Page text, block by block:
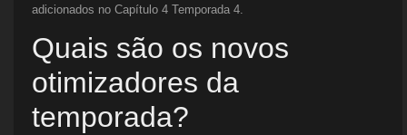
adicionados no Capítulo 4 Temporada 4.
Quais são os novos
otimizadores da
temporada?